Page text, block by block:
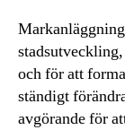
och för att
ständigt
avgörande för